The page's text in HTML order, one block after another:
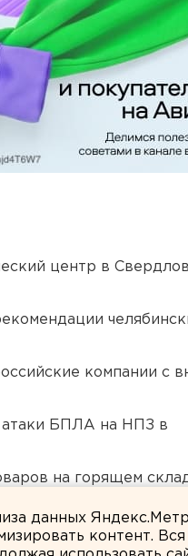
центр в
компании с
атаки БПЛА на НПЗ в
на горящем
данных
контент.